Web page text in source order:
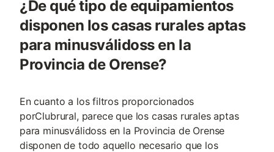
¿De qué tipo de equipamientos
disponen los casas rurales aptas
para minusválidoss en la
Provincia de Orense?
En cuanto a los filtros proporcionados
porClubrural, parece que los casas rurales aptas
para minusválidoss en la Provincia de Orense
disponen de todo aquello necesario que los